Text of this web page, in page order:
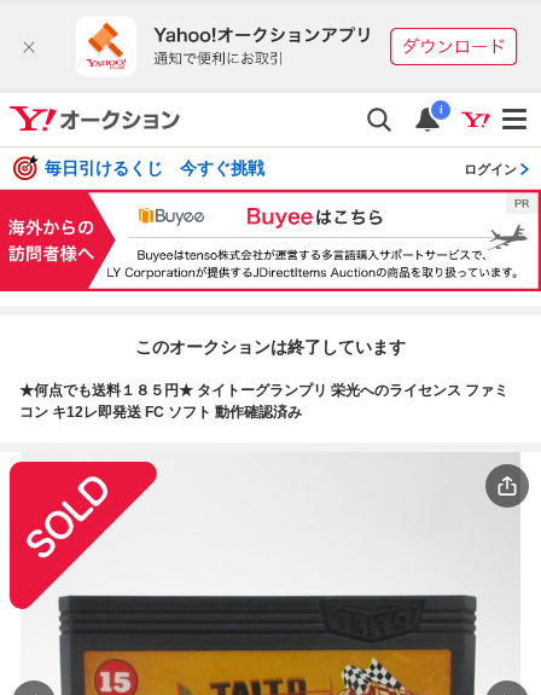
i
毎日引けるくじ 今すぐ挑戦 ログイン
このオークションは終了しています
★何点でも送料１８５円★ タイトーグランプリ 栄光へのライセンス ファミ
コン キ12レ即発送 FC ソフト 動作確認済み